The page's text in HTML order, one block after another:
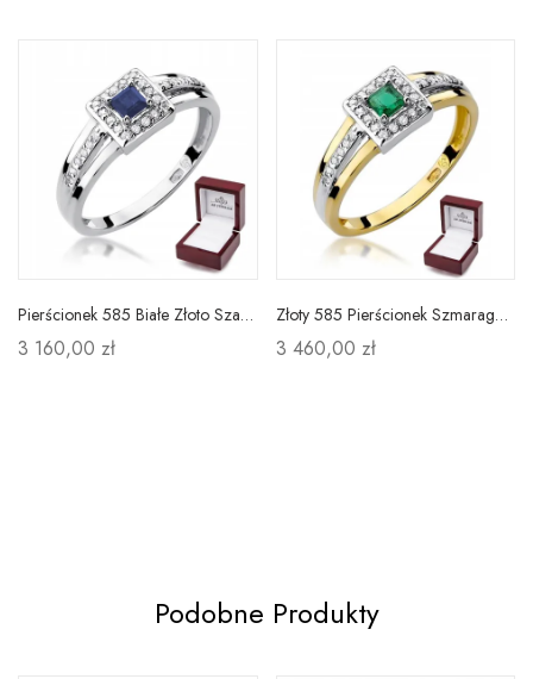
Pierścionek 585 Białe Złoto Szafir Diamenty Grawer
3 160,00 zł
Złoty 585 Pierścionek Szmaragd Diamenty Grawer
3 460,00 zł
Podobne Produkty